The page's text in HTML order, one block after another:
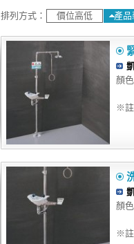
排列方式： 價位高低 產品
顏
※註
顏
※註